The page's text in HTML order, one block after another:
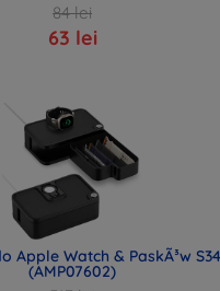
84 lei
63 lei
Apple Watch & PaskÃ³w
(AMP07602)